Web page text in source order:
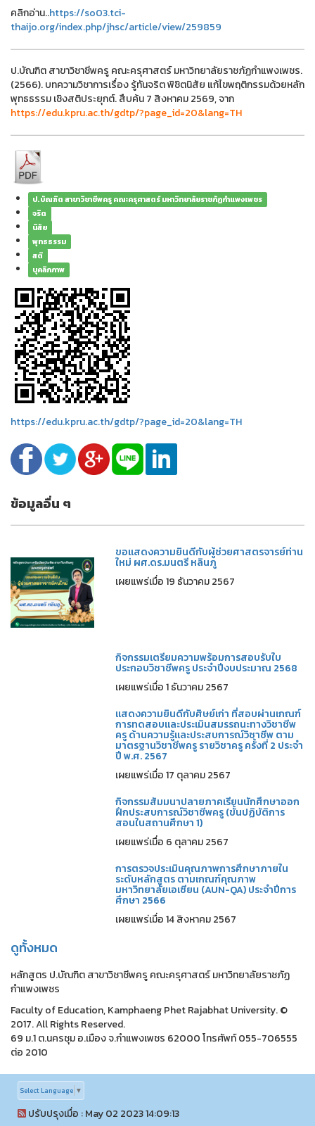
คลิกอ่าน..https://so03.tci-
thaijo.org/index.php/jhsc/article/view/259859
ป.บัณฑิต สาขาวิชาชีพครู คณะครุศาสตร์ มหาวิทยาลัยราชภัฏกำแพงเพชร.
(2566). บทความวิชาการเรื่อง รู้ทันจริต พิชิตนิสัย แก้ไขพฤติกรรมด้วยหลัก
พุทธธรรม เชิงสติประยุกต์. สืบค้น 7 สิงหาคม 2569, จาก
https://edu.kpru.ac.th/gdtp/?page_id=20&lang=TH
ป.บัณฑิต สาขาวิชาชีพครู คณะครุศาสตร์ มหาวิทยาลัยราชภัฏกำแพงเพชร
จริต
นิสัย
พุทธธรรม
สติ
บุคลิกภาพ
https://edu.kpru.ac.th/gdtp/?page_id=20&lang=TH
ข้อมูลอื่น ๆ
ขอแสดงความยินดีกับผู้ช่วยศาสตรจารย์ท่าน
ใหม่ ผศ.ดร.มนตรี หลินภู
เผยแพร่เมื่อ 19 ธันวาคม 2567
กิจกรรมเตรียมความพร้อมการสอบรับใบ
ประกอบวิชาชีพครู ประจำปีงบประมาณ 2568
เผยแพร่เมื่อ 1 ธันวาคม 2567
แสดงความยินดีกับศิษย์เก่า ที่สอบผ่านเกณฑ์
การทดสอบและประเมินสมรรถนะทางวิชาชีพ
ครู ด้านความรู้และประสบการณ์วิชาชีพ ตาม
มาตรฐานวิชาชีพครู รายวิชาครู ครั้งที่ 2 ประจำ
ปี พ.ศ. 2567
เผยแพร่เมื่อ 17 ตุลาคม 2567
กิจกรรมสัมมนาปลายภาคเรียนนักศึกษาออก
ฝึกประสบการณ์วิชาชีพครู (ขั้นปฏิบัติการ
สอนในสถานศึกษา 1)
เผยแพร่เมื่อ 6 ตุลาคม 2567
การตรวจประเมินคุณภาพการศึกษาภายใน
ระดับหลักสูตร ตามเกณฑ์คุณภาพ
มหาวิทยาลัยเอเซียน (AUN-QA) ประจำปีการ
ศึกษา 2566
เผยแพร่เมื่อ 14 สิงหาคม 2567
ดูทั้งหมด
หลักสูตร ป.บัณฑิต สาขาวิชาชีพครู คณะครุศาสตร์ มหาวิทยาลัยราชภัฏ
กำแพงเพชร
Faculty of Education, Kamphaeng Phet Rajabhat University. ©
2017. All Rights Reserved.
69 ม.1 ต.นครชุม อ.เมือง จ.กำแพงเพชร 62000 โทรศัพท์ 055-706555
ต่อ 2010
Select Language ▼
ปรับปรุงเมื่อ : May 02 2023 14:09:13